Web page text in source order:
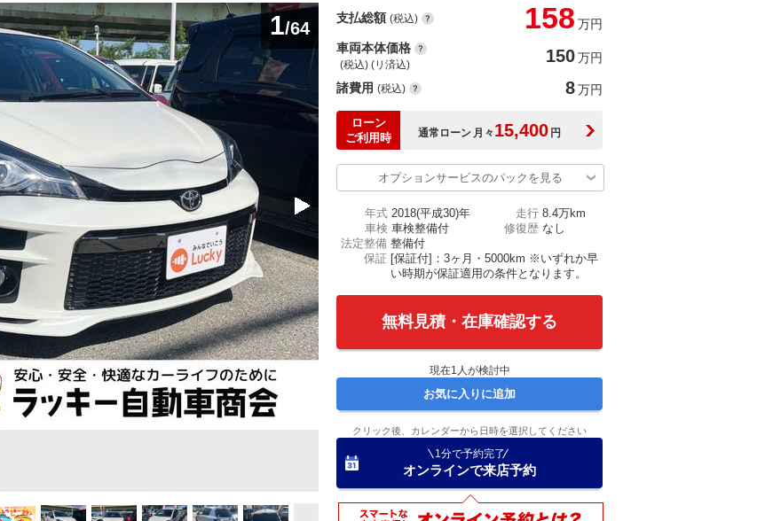
1/64
支払総額 (税込) 158 万円
車両本体価格
(税込) (リ済込) 150万円
諸費用 (税込) 8万円
ローン
ご利用時
通常ローン 月々 15,400 円
オプションサービスのパックを見る
年式 2018(平成30)年 走行 8.4万km
車検 車検整備付 修復歴 なし
法定整備 整備付
保証 [保証付]：3ヶ月・5000km ※いずれか早
い時期が保証適用の条件となります。
無料見積・在庫確認する
現在1 人が検討中
お気に入りに追加
クリック後、カレンダーから日時を選択してください
1分で予約完了
オンラインで来店予約